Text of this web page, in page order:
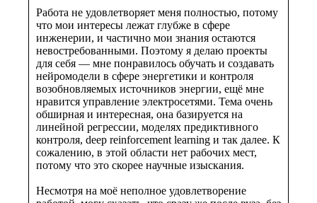
Работа не удовлетворяет меня полностью, потому
что мои интересы лежат глубже в сфере
инженерии, и частично мои знания остаются
невостребованными. Поэтому я делаю проекты
для себя — мне понравилось обучать и создавать
нейромодели в сфере энергетики и контроля
возобновляемых источников энергии, ещё мне
нравится управление электросетями. Тема очень
обширная и интересная, она базируется на
линейной регрессии, моделях предиктивного
контроля, deep reinforcement learning и так далее. К
сожалению, в этой области нет рабочих мест,
потому что это скорее научные изыскания.
Несмотря на моё неполное удовлетворение